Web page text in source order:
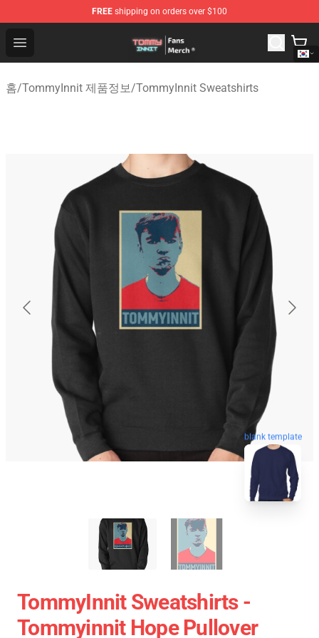
FREE shipping on orders over $100
Open menu
TommyInnit Store - Official TommyInnit Merchandise
홈/TommyInnit 제품정보/TommyInnit Sweatshirts
blank template
TommyInnit Sweatshirts -
Tommyinnit Hope Pullover